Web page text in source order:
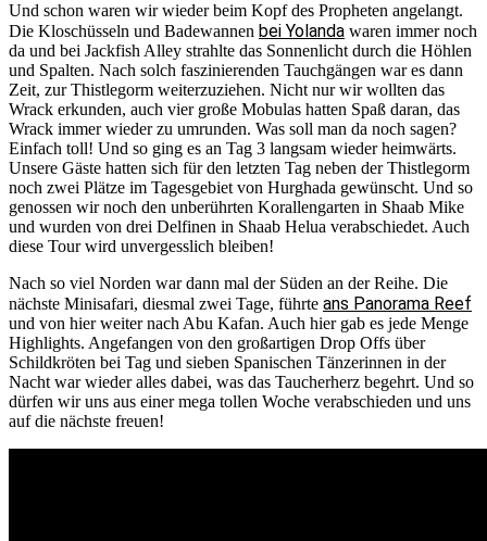
Und schon waren wir wieder beim Kopf des Propheten angelangt.
Die Kloschüsseln und Badewannen bei Yolanda waren immer noch
da und bei Jackfish Alley strahlte das Sonnenlicht durch die Höhlen
und Spalten. Nach solch faszinierenden Tauchgängen war es dann
Zeit, zur Thistlegorm weiterzuziehen. Nicht nur wir wollten das
Wrack erkunden, auch vier große Mobulas hatten Spaß daran, das
Wrack immer wieder zu umrunden. Was soll man da noch sagen?
Einfach toll! Und so ging es an Tag 3 langsam wieder heimwärts.
Unsere Gäste hatten sich für den letzten Tag neben der Thistlegorm
noch zwei Plätze im Tagesgebiet von Hurghada gewünscht. Und so
genossen wir noch den unberührten Korallengarten in Shaab Mike
und wurden von drei Delfinen in Shaab Helua verabschiedet. Auch
diese Tour wird unvergesslich bleiben!
Nach so viel Norden war dann mal der Süden an der Reihe. Die
nächste Minisafari, diesmal zwei Tage, führte ans Panorama Reef
und von hier weiter nach Abu Kafan. Auch hier gab es jede Menge
Highlights. Angefangen von den großartigen Drop Offs über
Schildkröten bei Tag und sieben Spanischen Tänzerinnen in der
Nacht war wieder alles dabei, was das Taucherherz begehrt. Und so
dürfen wir uns aus einer mega tollen Woche verabschieden und uns
auf die nächste freuen!